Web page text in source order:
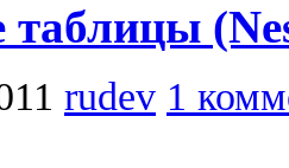
rudev 1